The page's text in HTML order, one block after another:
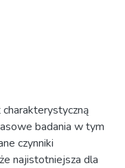
badania w tym
czynniki
najistotniejsza dla